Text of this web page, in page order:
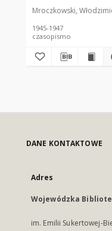
Mroczkowski,
1945-1947
czasopismo
DANE KONTAKTOWE
Adres
Wojewódzka
im. Emilii Sukertowej-